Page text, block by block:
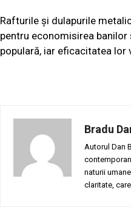
Rafturile și dulapurile
pentru economisirea banilor
populară, iar eficacitatea lor
Bradu
Autorul Dan
naturii
claritate,